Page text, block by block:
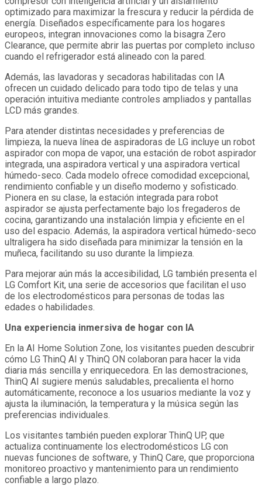
optimizado para maximizar la frescura y reducir la pérdida de
energía. Diseñados específicamente para los hogares
europeos, integran innovaciones como la bisagra Zero
Clearance, que permite abrir las puertas por completo incluso
cuando el refrigerador está alineado con la pared.
Además, las lavadoras y secadoras habilitadas con IA
ofrecen un cuidado delicado para todo tipo de telas y una
operación intuitiva mediante controles ampliados y pantallas
LCD más grandes.
Para atender distintas necesidades y preferencias de
limpieza, la nueva línea de aspiradoras de LG incluye un robot
aspirador con mopa de vapor, una estación de robot aspirador
integrada, una aspiradora vertical y una aspiradora vertical
húmedo-seco. Cada modelo ofrece comodidad excepcional,
rendimiento confiable y un diseño moderno y sofisticado.
Pionera en su clase, la estación integrada para robot
aspirador se ajusta perfectamente bajo los fregaderos de
cocina, garantizando una instalación limpia y eficiente en el
uso del espacio. Además, la aspiradora vertical húmedo-seco
ultraligera ha sido diseñada para minimizar la tensión en la
muñeca, facilitando su uso durante la limpieza.
Para mejorar aún más la accesibilidad, LG también presenta el
LG Comfort Kit, una serie de accesorios que facilitan el uso
de los electrodomésticos para personas de todas las
edades o habilidades.
Una experiencia inmersiva de hogar con IA
En la AI Home Solution Zone, los visitantes pueden descubrir
cómo LG ThinQ AI y ThinQ ON colaboran para hacer la vida
diaria más sencilla y enriquecedora. En las demostraciones,
ThinQ AI sugiere menús saludables, precalienta el horno
automáticamente, reconoce a los usuarios mediante la voz y
ajusta la iluminación, la temperatura y la música según las
preferencias individuales.
Los visitantes también pueden explorar ThinQ UP, que
actualiza continuamente los electrodomésticos LG con
nuevas funciones de software, y ThinQ Care, que proporciona
monitoreo proactivo y mantenimiento para un rendimiento
confiable a largo plazo.